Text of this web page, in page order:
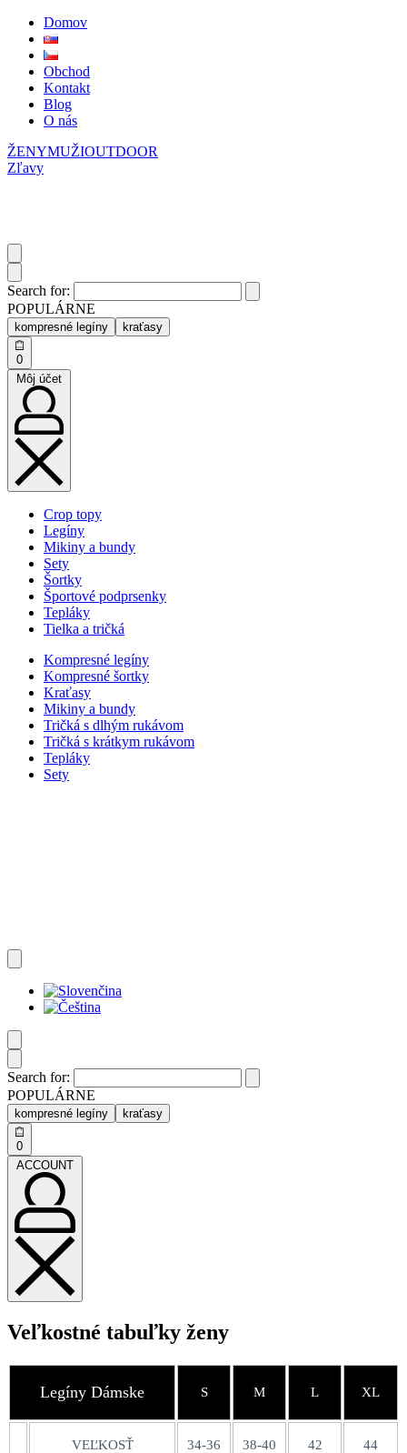
Domov
Obchod
Kontakt
Blog
O nás
ŽENYMUŽIOUTDOOR
Zľavy
Search for:
POPULÁRNE
kompresné legíny kraťasy
0
Môj účet
Crop topy
Legíny
Mikiny a bundy
Sety
Šortky
Športové podprsenky
Tepláky
Tielka a tričká
Kompresné legíny
Kompresné šortky
Kraťasy
Mikiny a bundy
Tričká s dlhým rukávom
Tričká s krátkym rukávom
Tepláky
Sety
Search for:
POPULÁRNE
kompresné legíny kraťasy
0
ACCOUNT
Veľkostné tabuľky ženy
Legíny Dámske S M L XL
VEĽKOSŤ 34-36 38-40 42 44